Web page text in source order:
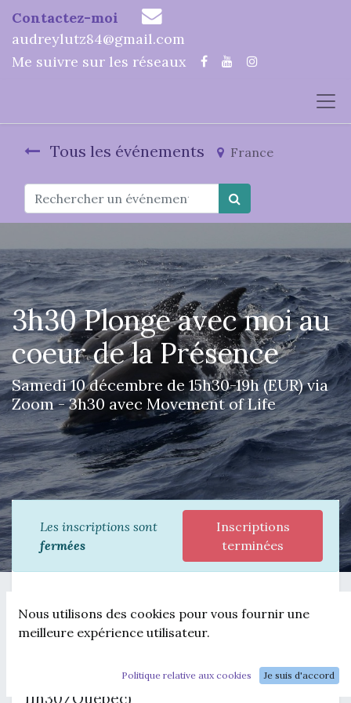
Contactez-moi
audreylutz84@gmail.com
Me suivre sur les réseaux
Tous les événements France
3h30 Plonge avec moi au
coeur de la Présence
Samedi 10 décembre de 15h30-19h (EUR) via
Zoom - 3h30 avec Movement of Life
Les inscriptions sont
fermées
Inscriptions
terminées
PRESENCE
SAMEDI 10 DECEMBRE DE 15H30 à
Pause de 17h à 17h30/EUR (11h
11h30/Québec)
Nous utilisons des cookies pour vous fournir une
meilleure expérience utilisateur.
Politique relative aux cookies Je suis d'accord